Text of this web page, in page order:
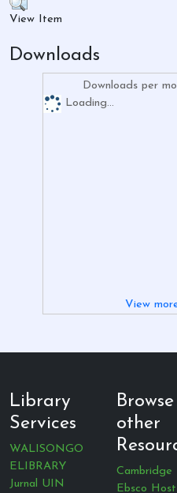
View Item
Downloads
Downloads per
Loading...
View
Library
Services
WALISONGO
ELIBRARY
Jurnal UIN
Browse
other
Cambridge
Ebsco Host